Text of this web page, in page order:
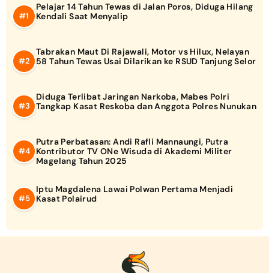
Pelajar 14 Tahun Tewas di Jalan Poros, Diduga Hilang
Kendali Saat Menyalip
Tabrakan Maut Di Rajawali, Motor vs Hilux, Nelayan
58 Tahun Tewas Usai Dilarikan ke RSUD Tanjung Selor
Diduga Terlibat Jaringan Narkoba, Mabes Polri
Tangkap Kasat Reskoba dan Anggota Polres Nunukan
Putra Perbatasan: Andi Rafli Mannaungi, Putra
Kontributor TV ONe Wisuda di Akademi Militer
Magelang Tahun 2025
Iptu Magdalena Lawai Polwan Pertama Menjadi
Kasat Polairud